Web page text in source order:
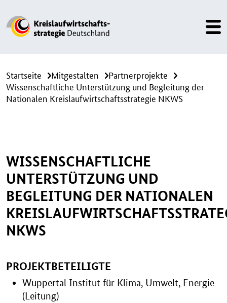
Startseite Mitgestalten
Partnerprojekte
Wissenschaftliche Unterstützung und Begleitung der
Nationalen Kreislaufwirtschaftsstrategie NKWS
WISSENSCHAFTLICHE
UNTERSTÜTZUNG UND
BEGLEITUNG DER NATIONALEN
NKWS
PROJEKTBETEILIGTE
Wuppertal Institut für Klima, Umwelt, Energie
(Leitung)